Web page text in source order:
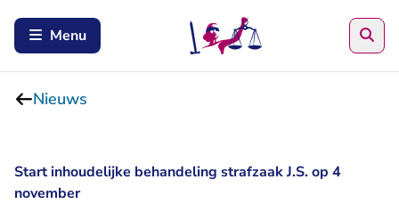
Menu
Nieuws
Start inhoudelijke behandeling strafzaak J.S. op 4
november